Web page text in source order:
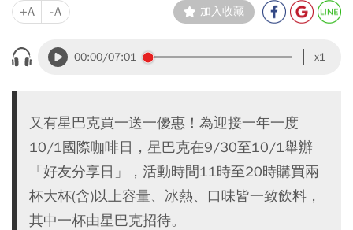
+A -A 加入收藏
00:00/07:01 x1
又有星巴克買一送一優惠！為迎接一年一度
10/1國際咖啡日，星巴克在9/30至10/1舉辦
「好友分享日」，活動時間11時至20時購買兩
杯大杯(含)以上容量、冰熱、口味皆一致飲料，
其中一杯由星巴克招待。